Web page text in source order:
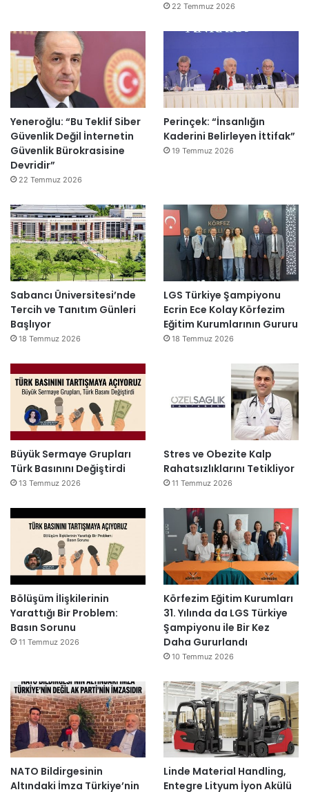
22 Temmuz 2026
Yeneroğlu: “Bu Teklif Siber
Güvenlik Değil İnternetin
Güvenlik Bürokrasisine
Devridir”
22 Temmuz 2026
Perinçek: “İnsanlığın
Kaderini Belirleyen İttifak”
19 Temmuz 2026
Sabancı Üniversitesi’nde
Tercih ve Tanıtım Günleri
Başlıyor
18 Temmuz 2026
LGS Türkiye Şampiyonu
Ecrin Ece Kolay Körfezim
Eğitim Kurumlarının Gururu
18 Temmuz 2026
Büyük Sermaye Grupları
Türk Basınını Değiştirdi
13 Temmuz 2026
Stres ve Obezite Kalp
Rahatsızlıklarını Tetikliyor
11 Temmuz 2026
Bölüşüm İlişkilerinin
Yarattığı Bir Problem:
Basın Sorunu
11 Temmuz 2026
Körfezim Eğitim Kurumları
31. Yılında da LGS Türkiye
Şampiyonu ile Bir Kez
Daha Gururlandı
10 Temmuz 2026
NATO Bildirgesinin
Altındaki İmza Türkiye’nin
Linde Material Handling,
Entegre Lityum İyon Akülü